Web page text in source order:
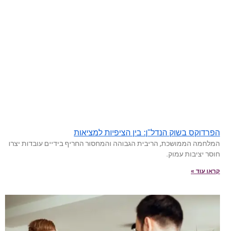
הפרדוקס בשוק הנדל"ן: בין הציפיות למציאות
המלחמה הממושכת, הריבית הגבוהה והמחסור החריף בידיים עובדות יצרו
חוסר יציבות עמוק.
קראו עוד »